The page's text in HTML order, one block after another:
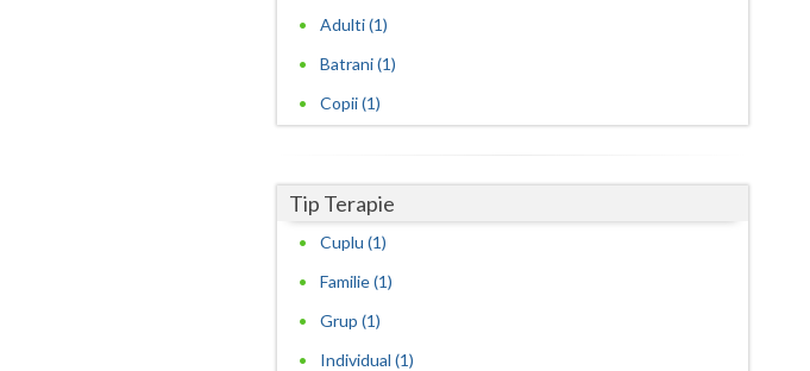
Adulti (1)
Batrani (1)
Copii (1)
Tip Terapie
Cuplu (1)
Familie (1)
Grup (1)
Individual (1)